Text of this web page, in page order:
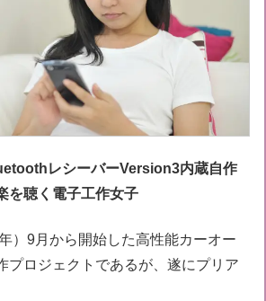
レシーバーVersion3内蔵自作
を聴く電子工作女子
）9月から開始した高性能カーオー
プロジェクトであるが、遂にプリア